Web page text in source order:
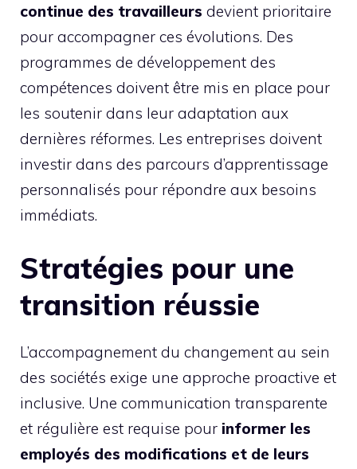
continue des travailleurs devient prioritaire
pour accompagner ces évolutions. Des
programmes de développement des
compétences doivent être mis en place pour
les soutenir dans leur adaptation aux
dernières réformes. Les entreprises doivent
investir dans des parcours d’apprentissage
personnalisés pour répondre aux besoins
immédiats.
Stratégies pour une
transition réussie
L’accompagnement du changement au sein
des sociétés exige une approche proactive et
inclusive. Une communication transparente
et régulière est requise pour informer les
employés des modifications et de leurs